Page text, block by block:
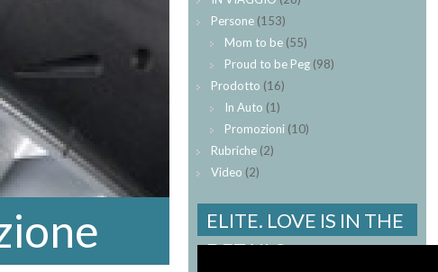
Persone (153)
Mom to be (55)
Proud to be Peg (98)
Prodotto (16)
In Auto (1)
Promozioni (10)
Rubriche (2)
Video (2)
ELITE. LOVE IS IN THE
DETAILS.